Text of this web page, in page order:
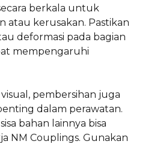
berkala untuk
atau kerusakan. Pastikan
deformasi pada bagian
mempengaruhi
pembersihan juga
dalam perawatan.
bahan lainnya bisa
NM Couplings. Gunakan